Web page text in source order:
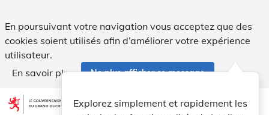
En poursuivant votre navigation vous acceptez que des
cookies soient utilisés afin d’améliorer votre expérience
utilisateur.
En savoir plus
Ne plus afficher ce message
Aller au contenu account_circle help Aide
Explorez simplement et rapidement les
light_mode dark_mode